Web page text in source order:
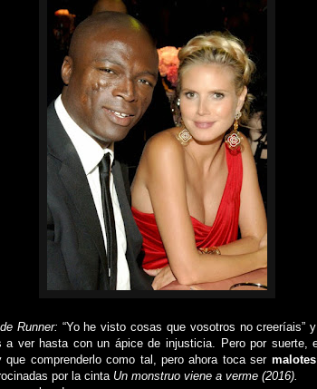
Runner: “Yo he visto cosas que vosotros no creeríais”
a ver hasta con un ápice de injusticia. Pero por suerte,
comprenderlo como tal, pero ahora toca ser malotes
por la cinta Un monstruo viene a verme (2016).